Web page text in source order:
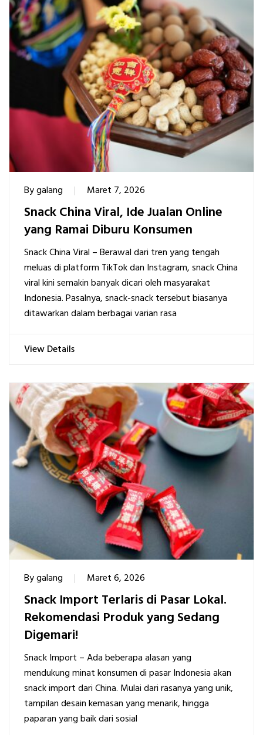
Bygalang Maret 7, 2026
Snack China Viral, Ide Jualan Online
yang Ramai Diburu Konsumen
Snack China Viral – Berawal dari tren yang tengah
meluas di platform TikTok dan Instagram, snack China
viral kini semakin banyak dicari oleh masyarakat
Indonesia. Pasalnya, snack-snack tersebut biasanya
ditawarkan dalam berbagai varian rasa
View Details
Bygalang Maret 6, 2026
Snack Import Terlaris di Pasar Lokal.
Rekomendasi Produk yang Sedang
Digemari!
Snack Import – Ada beberapa alasan yang
mendukung minat konsumen di pasar Indonesia akan
snack import dari China. Mulai dari rasanya yang unik,
tampilan desain kemasan yang menarik, hingga
paparan yang baik dari sosial